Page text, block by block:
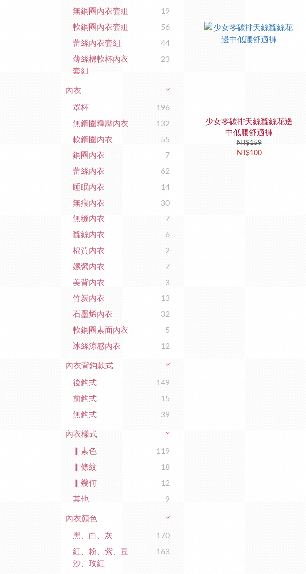
無鋼圈內衣套組
19
軟鋼圈內衣套組
56
蕾絲內衣套組
44
薄絲棉軟杯內衣
套組
23
內衣
罩杯
196
無鋼圈釋壓內衣
132
軟鋼圈內衣
55
鋼圈內衣
7
蕾絲內衣
62
睡眠內衣
14
無痕內衣
30
無縫內衣
7
蠶絲內衣
6
棉質內衣
2
嫘縈內衣
7
美背內衣
3
竹炭內衣
13
石墨烯內衣
32
軟鋼圈素面內衣
5
冰絲涼感內衣
12
內衣背鈎款式
後鈎式
149
前鈎式
15
無鈎式
39
內衣樣式
▎素色
119
▎條紋
18
▎幾何
12
其他
9
內衣顏色
黑、白、灰
170
紅、粉、紫、豆
沙、玫紅
163
少女零碳排天絲蠶絲花邊
中低腰舒適褲
NT$159
NT$100